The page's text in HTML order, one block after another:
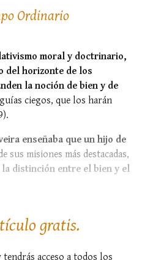
Ordinario
moral y doctrinario,
del horizonte de los
la noción de bien y de
ciegos, que los harán
enseñaba que un hijo de
sus misiones más destacadas,
distinción entre el bien y el
gratis.
acceso a todos los